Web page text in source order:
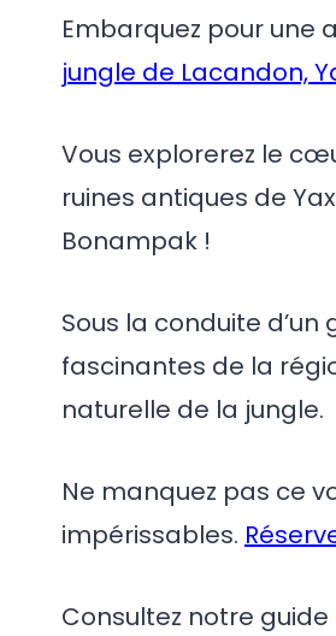
Embarquez pour une
jungle de Lacandon,
Vous explorerez le
ruines antiques de
Bonampak !
Sous la conduite
fascinantes de la
naturelle de la jungle.
Ne manquez pas ce
impérissables.
Consultez notre